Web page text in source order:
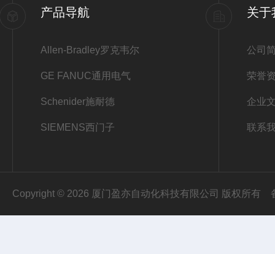
产品导航
Allen-Bradley罗克韦尔
GE FANUC通用电气
Schenider施耐德
SIEMENS西门子
关于
公司
荣誉
企业
联系
Copyright © 2026 厦门盈亦自动化科技有限公司 版权所有